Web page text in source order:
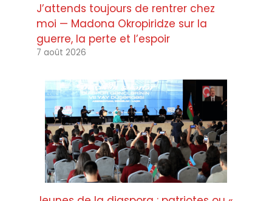
J’attends toujours de rentrer chez
moi — Madona Okropiridze sur la
guerre, la perte et l’espoir
7 août 2026